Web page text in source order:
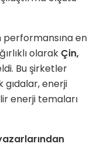
performansına en
olarak Çin,
Bu şirketler
enerji
enerji temaları